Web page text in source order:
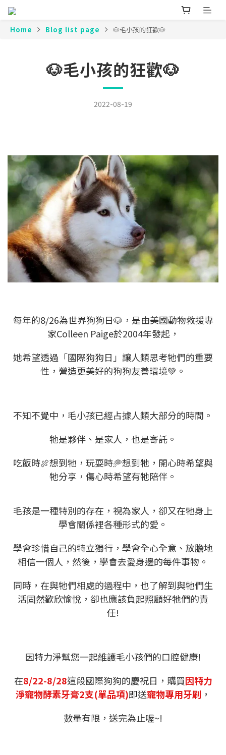
Home Blog list page 🐶毛小孩的狂歡🐶
🐶毛小孩的狂歡🐶
2022-08-19
每年的8/26為世界狗狗日🐶，是由美國動物救援專
家Colleen Paige於2004年發起，
她希望透過「國際狗狗日」讓人類思考牠們的重要
性，營造更美好的狗狗友善環境💚。
不知不覺中，毛小孩已經占據人類大部分的時間。
牠是夥伴、是家人，也是寄託。
吃飯時🍖想到牠，玩耍時🥏想到牠，開心時希望與
牠分享，傷心時希望有牠陪伴。
毛孩是一種特別的存在，視為家人，卻又在牠身上
學會關係裡各種形式的愛。
學會珍惜自己的特立獨行，學會全心全意、放膽地
相信一個人，然後，學會去愛身邊的每件事物。
同時，在與牠們相處的過程中，也了解到與牠們生
活固然歡欣愉悅，卻也應該負起照顧好牠們的責
任!
因特力淨幫您一起維護毛小孩們的口腔健康!
在8/22-8/28這段國際狗狗的慶祝日，購買因特力
淨寵物酵素牙膏2支(單品項)即送寵物專用牙刷 ，
數量有限，送完為止喔~!